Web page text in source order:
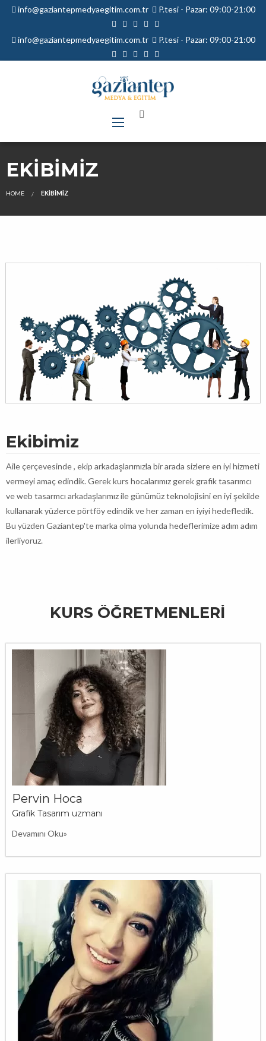
info@gaziantepmedyaegitim.com.tr P.tesi - Pazar: 09:00-21:00
info@gaziantepmedyaegitim.com.tr P.tesi - Pazar: 09:00-21:00
EKIBIMIZ
HOME EKIBIMIZ
Ekibimiz
Aile çerçevesinde , ekip arkadaşlarımızla bir arada sizlere en iyi hizmeti
vermeyi amaç edindik. Gerek kurs hocalarımız gerek grafik tasarımcı
ve web tasarmcı arkadaşlarımız ile günümüz teknolojisini en iyi şekilde
kullanarak yüzlerce pörtföy edindik ve her zaman en iyiyi hedefledik.
Bu yüzden Gaziantep'te marka olma yolunda hedeflerimize adım adım
ilerliyoruz.
KURS ÖĞRETMENLERI
Pervin Hoca
Grafik Tasarım uzmanı
Devamını Oku»